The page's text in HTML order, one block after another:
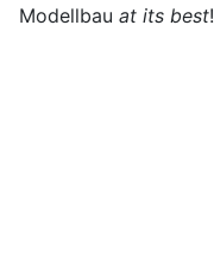
Modellbau at its best!